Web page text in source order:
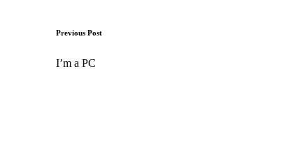
Post
navigation
Previous Post
I’m a PC